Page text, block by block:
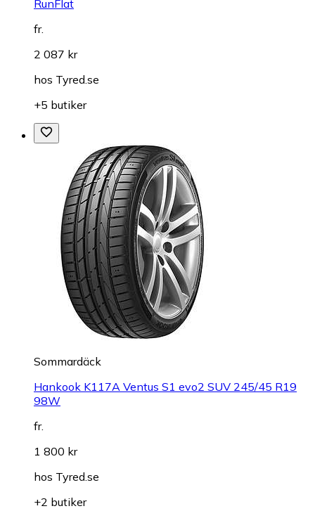
RunFlat
fr.
2 087 kr
hos Tyred.se
+5 butiker
Sommardäck
Hankook K117A Ventus S1 evo2 SUV 245/45 R19
98W
fr.
1 800 kr
hos Tyred.se
+2 butiker